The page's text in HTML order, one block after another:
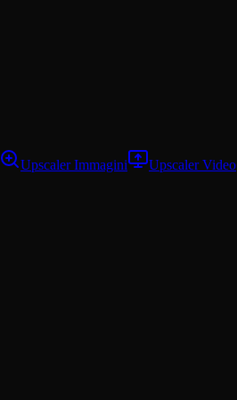
Upscaler Immagini
Upscaler Video